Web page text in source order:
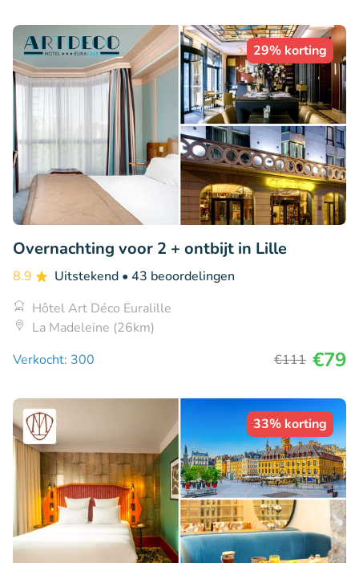
29% korting
Overnachting voor 2 + ontbijt in Lille
8.9 Uitstekend • 43 beoordelingen
Hôtel Art Déco Euralille
La Madeleine (26km)
Verkocht: 300
€111 €79
33% korting